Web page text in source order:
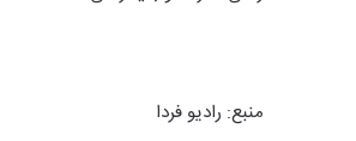
منبع:‌ رادیو فردا